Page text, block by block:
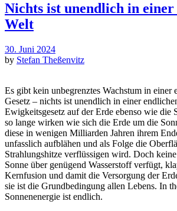
Nichts ist unendlich in einer
Welt
30. Juni 2024
by Stefan Theßenvitz
Es gibt kein unbegrenztes Wachstum in einer
Gesetz – nichts ist unendlich in einer
Ewigkeitsgesetz auf der Erde ebenso wie die
so lange wirken wie sich die Erde um die
diese in wenigen Milliarden Jahren ihrem
unfasslich aufblähen und als Folge die
Strahlungshitze verflüssigen wird. Doch
Sonne über genügend Wasserstoff verfügt,
Kernfusion und damit die Versorgung der
sie ist die Grundbedingung allen Lebens. In
Sonnenenergie ist endlich.